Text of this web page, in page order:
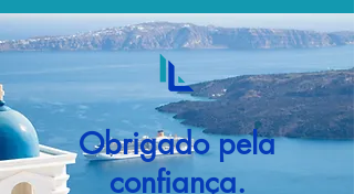
Obrigado pela
confiança.